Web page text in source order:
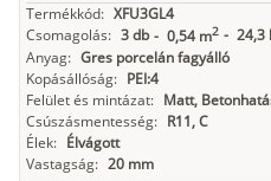
Termékkód: XFU3GL4
Csomagolás: 3 db - 0,54 m2 - 24,3
Anyag: Gres porcelán fagyálló
Kopásállóság: PEI:4
Felület és mintázat: Matt,
Csúszásmentesség: R11, C
Élek: Élvágott
Vastagság: 20 mm